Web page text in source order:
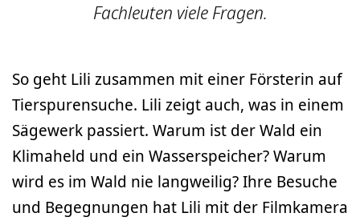
Fachleuten viele Fragen.
So geht Lili zusammen mit einer Försterin auf
Tierspurensuche. Lili zeigt auch, was in einem
Sägewerk passiert. Warum ist der Wald ein
Klimaheld und ein Wasserspeicher? Warum
wird es im Wald nie langweilig? Ihre Besuche
und Begegnungen hat Lili mit der Filmkamera